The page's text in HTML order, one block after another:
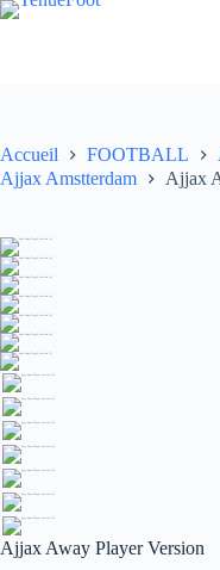
Passer
Accueil FOOTBALL
Ajjax Amstterdam
Ajjax
Ajjax Away Player Version